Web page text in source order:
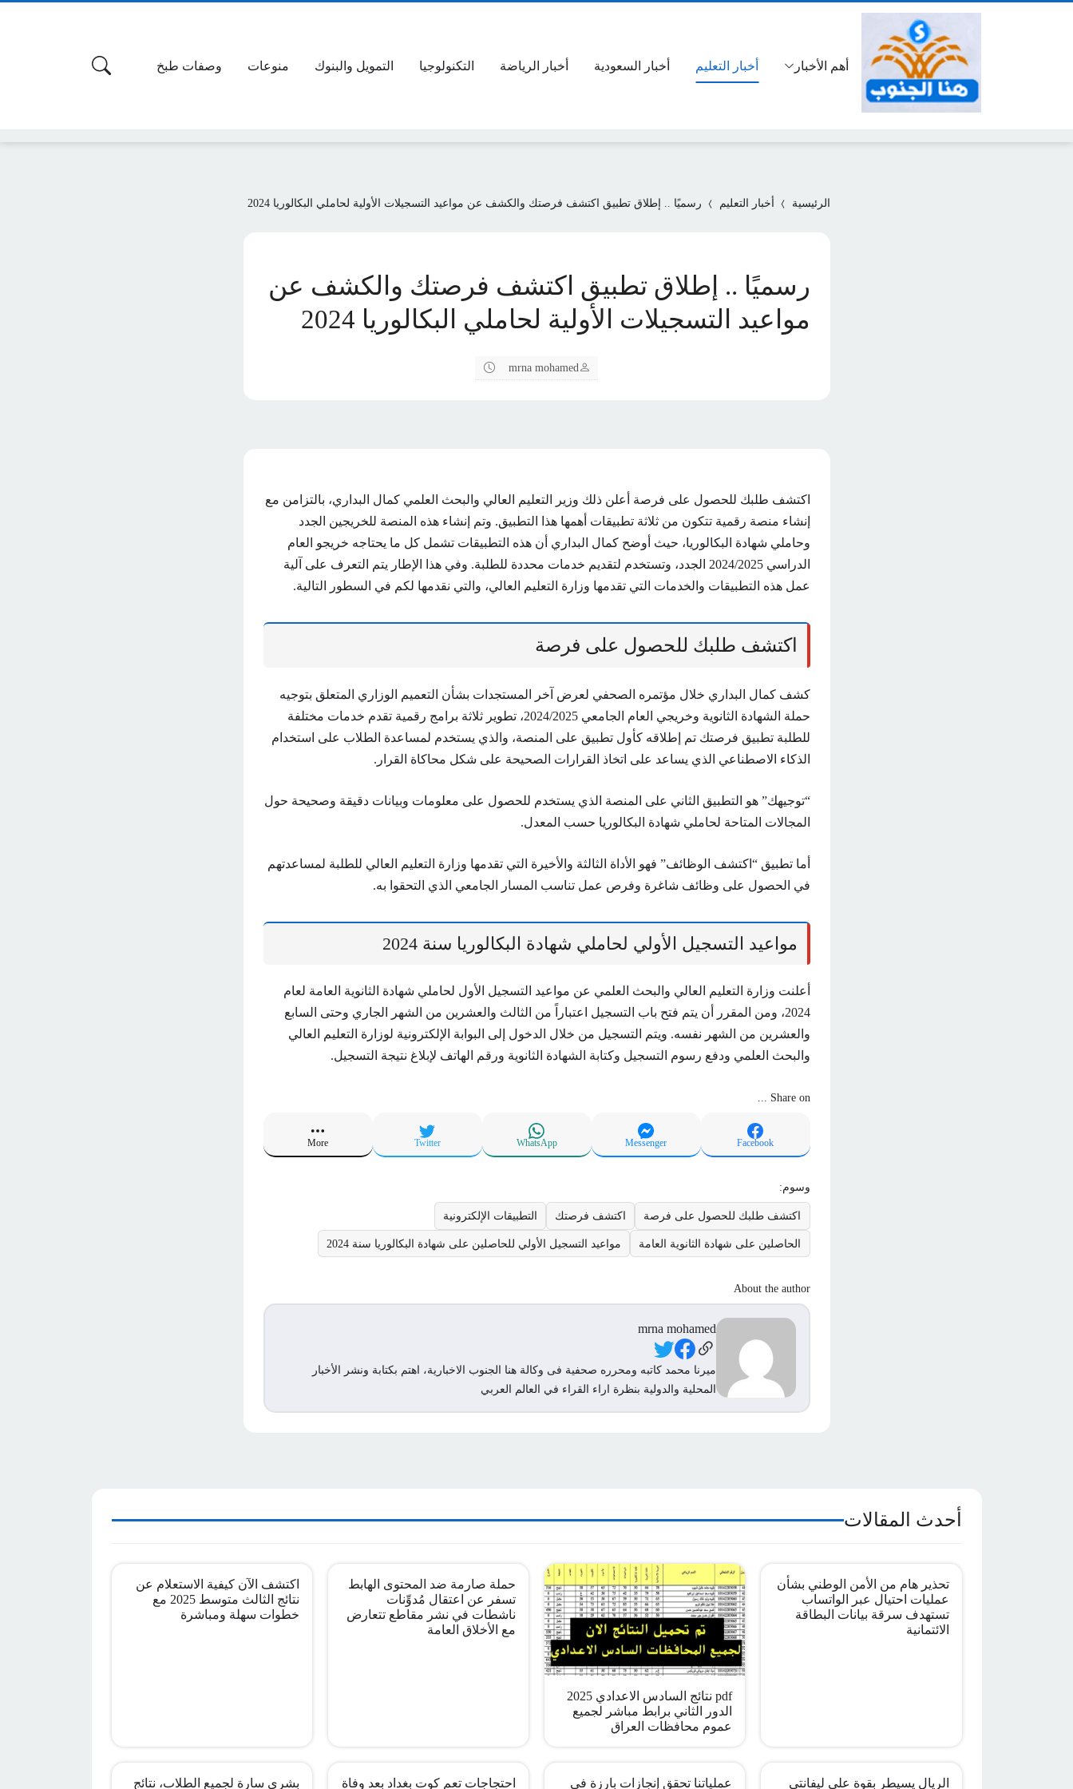
أهم الأخبار أخبار التعليم أخبار السعودية أخبار الرياضة التكنولوجيا التمويل والبنوك منوعات وصفات طبخ
الرئيسية أخبار التعليم رسميًا .. إطلاق تطبيق اكتشف فرصتك والكشف عن مواعيد التسجيلات الأولية لحاملي البكالوريا 2024
رسميًا .. إطلاق تطبيق اكتشف فرصتك والكشف عن
مواعيد التسجيلات الأولية لحاملي البكالوريا 2024
mrna mohamed
اكتشف طلبك للحصول على فرصة
أعلن ذلك وزير التعليم العالي والبحث العلمي كمال البداري، بالتزامن مع
إنشاء منصة رقمية تتكون من ثلاثة تطبيقات أهمها هذا التطبيق. وتم إنشاء هذه المنصة للخريجين الجدد
وحاملي شهادة البكالوريا، حيث أوضح كمال البداري أن هذه التطبيقات تشمل كل ما يحتاجه خريجو العام
الدراسي 2024/2025 الجدد، وتستخدم لتقديم خدمات محددة للطلبة. وفي هذا الإطار يتم التعرف على آلية
عمل هذه التطبيقات والخدمات التي تقدمها وزارة التعليم العالي، والتي نقدمها لكم في السطور التالية.
اكتشف طلبك للحصول على فرصة
كشف كمال البداري خلال مؤتمره الصحفي لعرض آخر المستجدات بشأن التعميم الوزاري المتعلق بتوجيه
حملة الشهادة الثانوية وخريجي العام الجامعي 2024/2025، تطوير ثلاثة برامج رقمية تقدم خدمات مختلفة
للطلبة تطبيق فرصتك تم إطلاقه كأول تطبيق على المنصة، والذي يستخدم لمساعدة الطلاب على استخدام
الذكاء الاصطناعي الذي يساعد على اتخاذ القرارات الصحيحة على شكل محاكاة القرار.
“توجيهك” هو التطبيق الثاني على المنصة الذي يستخدم للحصول على معلومات وبيانات دقيقة وصحيحة حول
المجالات المتاحة لحاملي شهادة البكالوريا حسب المعدل.
أما تطبيق “اكتشف الوظائف” فهو الأداة الثالثة والأخيرة التي تقدمها وزارة التعليم العالي للطلبة لمساعدتهم
في الحصول على وظائف شاغرة وفرص عمل تناسب المسار الجامعي الذي التحقوا به.
مواعيد التسجيل الأولي لحاملي شهادة البكالوريا سنة 2024
أعلنت وزارة التعليم العالي والبحث العلمي عن مواعيد التسجيل الأول لحاملي شهادة الثانوية العامة لعام
2024، ومن المقرر أن يتم فتح باب التسجيل اعتباراً من الثالث والعشرين من الشهر الجاري وحتى السابع
والعشرين من الشهر نفسه. ويتم التسجيل من خلال الدخول إلى البوابة الإلكترونية لوزارة التعليم العالي
والبحث العلمي ودفع رسوم التسجيل وكتابة الشهادة الثانوية ورقم الهاتف لإبلاغ نتيجة التسجيل.
Share on ...
Facebook
Messenger
WhatsApp
Twitter
More
وسوم:
اكتشف طلبك للحصول على فرصة اكتشف فرصتك التطبيقات الإلكترونية
الحاصلين على شهادة الثانوية العامة مواعيد التسجيل الأولي للحاصلين على شهادة البكالوريا سنة 2024
About the author
mrna mohamed
Social Links
ميرنا محمد كاتبه ومحرره صحفية فى وكالة هنا الجنوب الاخبارية، اهتم بكتابة ونشر الأخبار
المحلية والدولية بنظرة اراء القراء في العالم العربي
أحدث المقالات
تحذير هام من الأمن الوطني بشأن
عمليات احتيال عبر الواتساب
تستهدف سرقة بيانات البطاقة
الائتمانية
pdf نتائج السادس الاعدادي 2025
الدور الثاني برابط مباشر لجميع
عموم محافظات العراق
حملة صارمة ضد المحتوى الهابط
تسفر عن اعتقال مُدوِّنات
ناشطات في نشر مقاطع تتعارض
مع الأخلاق العامة
اكتشف الآن كيفية الاستعلام عن
نتائج الثالث متوسط 2025 مع
خطوات سهلة ومباشرة
الريال يسيطر بقوة على ليفانتي عملياتنا تحقق إنجازات بارزة في احتجاجات تعم كوت بغداد بعد وفاة بشرى سارة لجميع الطلاب، نتائج